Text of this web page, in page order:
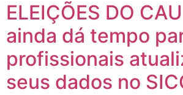
ELEIÇÕES DO
ainda dá tempo
profissionais
seus dados no